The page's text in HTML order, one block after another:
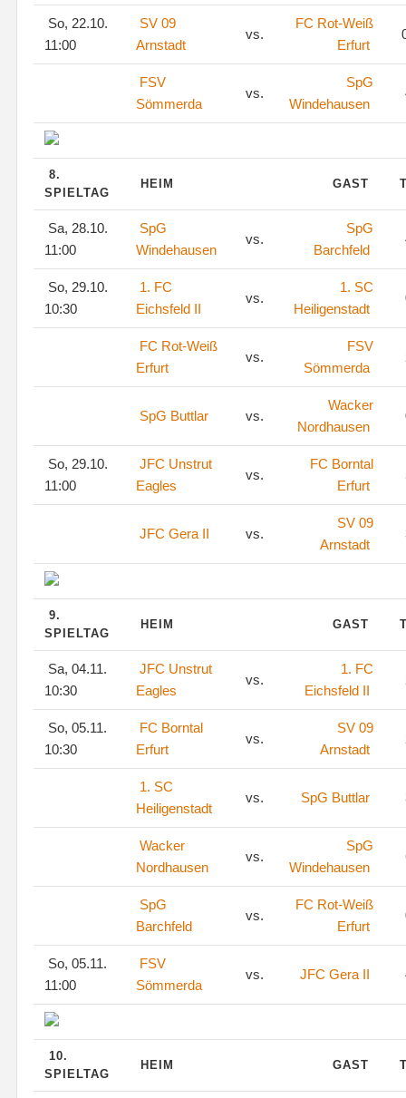
So, 22.10.
11:00
SV 09
Arnstadt
vs.
FC Rot-Weiß
Erfurt
FSV
Sömmerda
vs.
SpG
Windehausen
8.
SPIELTAG
HEIM GAST
Sa, 28.10.
11:00
SpG
Windehausen
vs.
SpG
Barchfeld
So, 29.10.
10:30
1. FC
Eichsfeld II
vs.
1. SC
Heiligenstadt
FC Rot-Weiß
Erfurt
vs.
FSV
Sömmerda
SpG Buttlar vs.
Wacker
Nordhausen
So, 29.10.
11:00
JFC Unstrut
Eagles
vs.
FC Borntal
Erfurt
JFC Gera II vs.
SV 09
Arnstadt
9.
SPIELTAG
HEIM GAST
Sa, 04.11.
10:30
JFC Unstrut
Eagles
vs.
1. FC
Eichsfeld II
So, 05.11.
10:30
FC Borntal
Erfurt
vs.
SV 09
Arnstadt
1. SC
Heiligenstadt
vs. SpG Buttlar
Wacker
Nordhausen
vs.
SpG
Windehausen
SpG
Barchfeld
vs.
FC Rot-Weiß
Erfurt
So, 05.11.
11:00
FSV
Sömmerda
vs. JFC Gera II
10.
SPIELTAG
HEIM GAST